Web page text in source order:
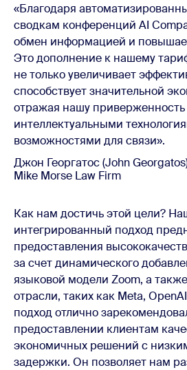
«Благодаря
сводкам конференций AI
обмен информацией и
Это дополнение к нашему
не только увеличивает
способствует значительной
отражая нашу
интеллектуальными
возможностями для связи».
Джон Георгатос (John
Mike Morse Law Firm
Как нам достичь этой цели?
интегрированный подход
предоставления
за счет динамического
языковой модели Zoom, а
отрасли, таких как Meta,
подход отлично
предоставлении клиентам
экономичных решений с
задержки. Он позволяет нам